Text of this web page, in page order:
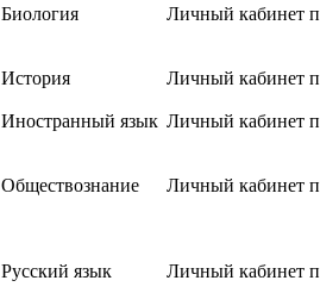
Биология Личный кабинет
История Личный кабинет
Иностранный язык Личный кабинет
Обществознание Личный кабинет
Русский язык Личный кабинет